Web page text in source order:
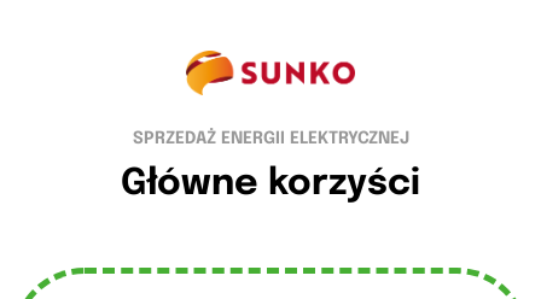
SPRZEDAŻ ENERGII ELEKTRYCZNEJ
Główne korzyści